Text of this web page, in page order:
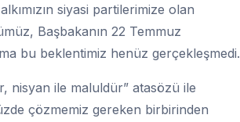
siyasi partilerimize olan
Başbakanın 22 Temmuz
bu beklentimiz henüz gerçekleşmedi.
nisyan ile maluldür” atasözü ile
çözmemiz gereken birbirinden